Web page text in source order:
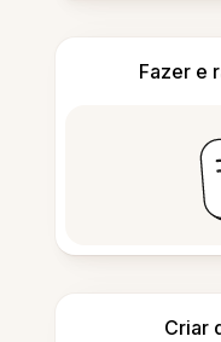
Fazer e
Criar